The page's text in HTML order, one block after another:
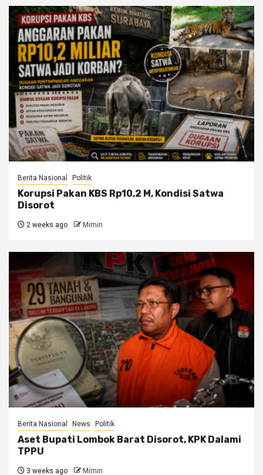
Berita Nasional Politik
Korupsi Pakan KBS Rp10,2 M, Kondisi Satwa
Disorot
2 weeks ago Mimin
Berita Nasional News Politik
Aset Bupati Lombok Barat Disorot, KPK Dalami
TPPU
3 weeks ago Mimin